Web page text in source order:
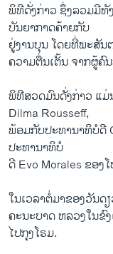
ພິທີດັ່ງກ່າວ ຊຶ່ງລວມມີທັ
ບັນຍາກາດຄ້າຍກັບ
ຢູ່ງານບຸນ ໂດຍທີ່ພະສັນ
ຄວາມຕື່ນເຕັ້ນ ຈາກຜູ້ຄົ
ພິທີສວດມົນດັ່ງກ່າວ ແມ່
Dilma Rousseff,
ພ້ອມກັບປະທານາທິບໍດີ
ປະທານາທິບໍ
ດີ Evo Morales ຂອງ
ໃນເວລາຕໍ່ມາຂອງວັນ
ຄະນະບາດ ຫລວງໃນຂົ
ໄປກຸງໂຣມ.